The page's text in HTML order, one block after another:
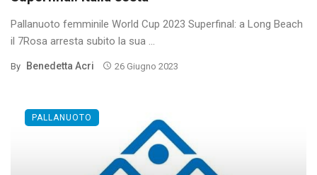
Pallanuoto femminile World Cup 2023 Superfinal: a Long Beach
il 7Rosa arresta subito la sua ...
By Benedetta Acri 26 Giugno 2023
PALLANUOTO